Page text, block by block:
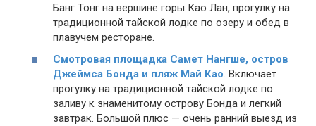
Банг Тонг на вершине горы Као Лан, прогулку на
традиционной тайской лодке по озеру и обед в
плавучем ресторане.
Смотровая площадка Самет Нангше, остров
Джеймса Бонда и пляж Май Као. Включает
прогулку на традиционной тайской лодке по
заливу к знаменитому острову Бонда и легкий
завтрак. Большой плюс — очень ранний выезд из